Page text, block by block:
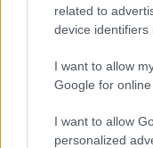
related to
device identifiers
I want to allow
Google for
I want to allow
personalized
Ripensare le
donatori
B2B NEWS